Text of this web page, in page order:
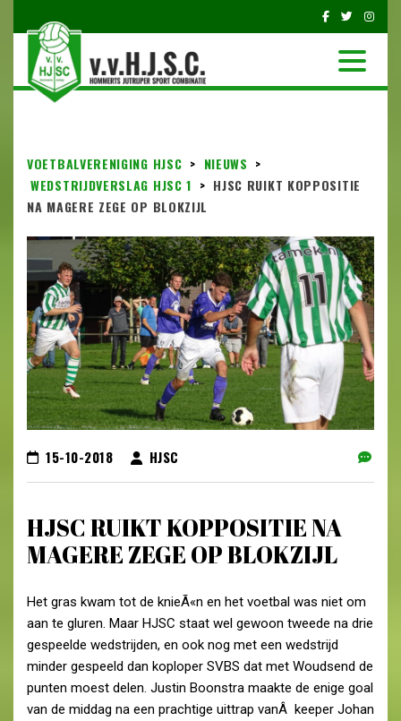
VOETBALVERENIGING HJSC > NIEUWS >
WEDSTRIJDVERSLAG HJSC 1 > HJSC RUIKT KOPPOSITIE
NA MAGERE ZEGE OP BLOKZIJL
15-10-2018 HJSC
HJSC RUIKT KOPPOSITIE NA
MAGERE ZEGE OP BLOKZIJL
Het gras kwam tot de knieÃ«n en het voetbal was niet om
aan te gluren. Maar HJSC staat wel gewoon tweede na drie
gespeelde wedstrijden, en ook nog met een wedstrijd
minder gespeeld dan koploper SVBS dat met Woudsend de
punten moest delen. Justin Boonstra maakte de enige goal
van de middag na een prachtige uittrap vanÂ keeper Johan